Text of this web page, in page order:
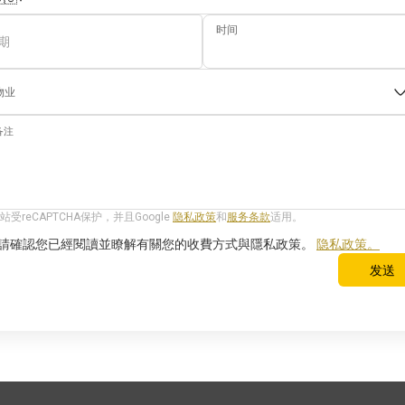
时间
业
注
受reCAPTCHA保护，并且Google 隐私政策和服务条款适用。
確認您已經閱讀並瞭解有關您的收費方式與隱私政策。
隐私政策。
发送